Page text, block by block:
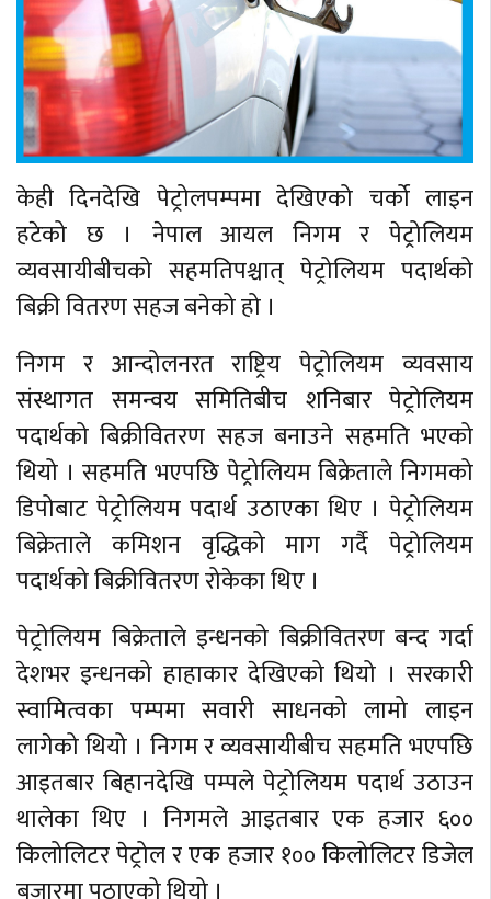
केही दिनदेखि पेट्रोलपम्पमा देखिएको चर्को लाइन
हटेको छ । नेपाल आयल निगम र पेट्रोलियम
व्यवसायीबीचको सहमतिपश्चात् पेट्रोलियम पदार्थको
बिक्री वितरण सहज बनेको हो ।
निगम र आन्दोलनरत राष्ट्रिय पेट्रोलियम व्यवसाय
संस्थागत समन्वय समितिबीच शनिबार पेट्रोलियम
पदार्थको बिक्रीवितरण सहज बनाउने सहमति भएको
थियो । सहमति भएपछि पेट्रोलियम बिक्रेताले निगमको
डिपोबाट पेट्रोलियम पदार्थ उठाएका थिए । पेट्रोलियम
बिक्रेताले कमिशन वृद्धिको माग गर्दै पेट्रोलियम
पदार्थको बिक्रीवितरण रोकेका थिए ।
पेट्रोलियम बिक्रेताले इन्धनको बिक्रीवितरण बन्द गर्दा
देशभर इन्धनको हाहाकार देखिएको थियो । सरकारी
स्वामित्वका पम्पमा सवारी साधनको लामो लाइन
लागेको थियो । निगम र व्यवसायीबीच सहमति भएपछि
आइतबार बिहानदेखि पम्पले पेट्रोलियम पदार्थ उठाउन
थालेका थिए । निगमले आइतबार एक हजार ६००
किलोलिटर पेट्रोल र एक हजार १०० किलोलिटर डिजेल